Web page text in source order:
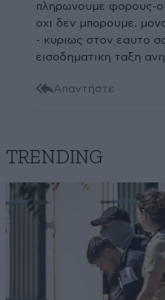
πληρωνουμε φορους-
οχι δεν μπορουμε.
- κυριως στον εαυτο
εισοδηματικη ταξη
Απαντήστε
TRENDING